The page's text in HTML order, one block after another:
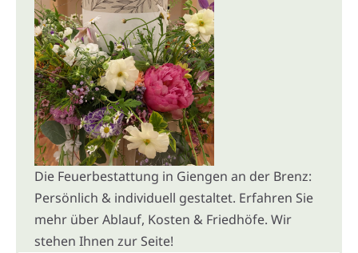
Die Feuerbestattung in Giengen an der Brenz:
Persönlich & individuell gestaltet. Erfahren Sie
mehr über Ablauf, Kosten & Friedhöfe. Wir
stehen Ihnen zur Seite!